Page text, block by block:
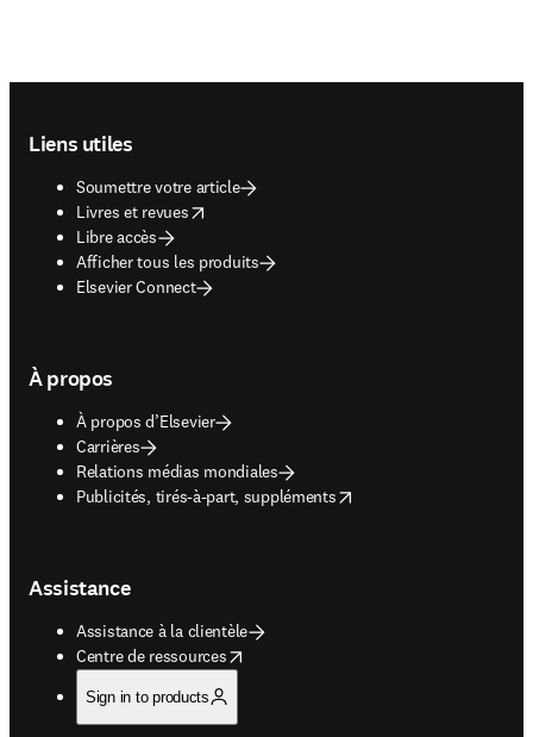
Liens utiles
Soumettre votre article
Livres et revues
opens in new tab/window
Libre accès
Afficher tous les produits
Elsevier Connect
À propos
À propos d’Elsevier
Carrières
Relations médias mondiales
Publicités, tirés-à-part, suppléments
opens in new tab/window
Assistance
Assistance à la clientèle
Centre de ressources
opens in new tab/window
Sign in to products